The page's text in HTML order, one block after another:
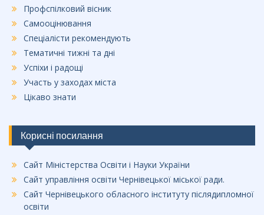
Профспілковий вісник
Самооцінювання
Спеціалісти рекомендують
Тематичні тижні та дні
Успіхи і радощі
Участь у заходах міста
Цікаво знати
Корисні посилання
Сайт Міністерства Освіти і Науки України
Сайт управління освіти Чернівецької міської ради.
Сайт Чернівецького обласного інституту післядипломної
освіти